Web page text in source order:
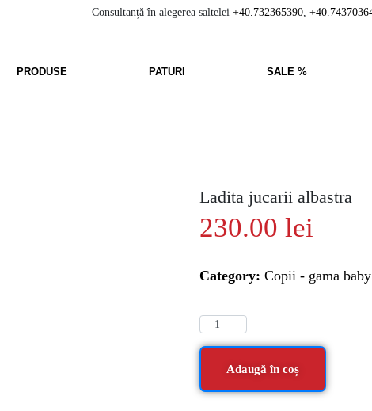
Consultanță în alegerea saltelei+40.732365390,
PRODUSE PATURI SALE %
Ladita jucarii albastra
230.00lei
Category: Copii - gama baby
Adaugă în coș